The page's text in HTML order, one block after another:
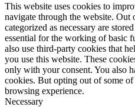
This website uses cookies to
navigate through the website. Out
categorized as necessary are
essential for the working of basic
also use third-party cookies that
you use this website. These
only with your consent. You also
cookies. But opting out of some
browsing experience.
Necessary